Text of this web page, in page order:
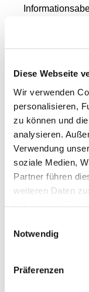
Diese Webseite
Wir verwenden
personalisieren,
zu können und
analysieren.
Verwendung
soziale Medien,
Partner führen
weiteren Daten
Notwendig
Präferenzen
wie schon in
dem
Der Referent
in der Liebe
aufhört und
Eintritt ist frei,
Beginn ist um
Am Samstag,